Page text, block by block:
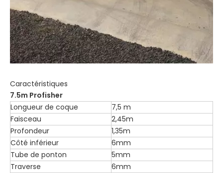
Caractéristiques
7.5m Profisher
Longueur de coque
7,5 m
Faisceau
2,45m
Profondeur
1,35m
Côté inférieur
6mm
Tube de ponton
5mm
Traverse
6mm